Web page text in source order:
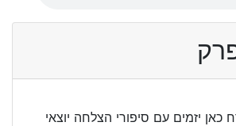
כאן יזמים עם סיפורי הצלחה יוצאי